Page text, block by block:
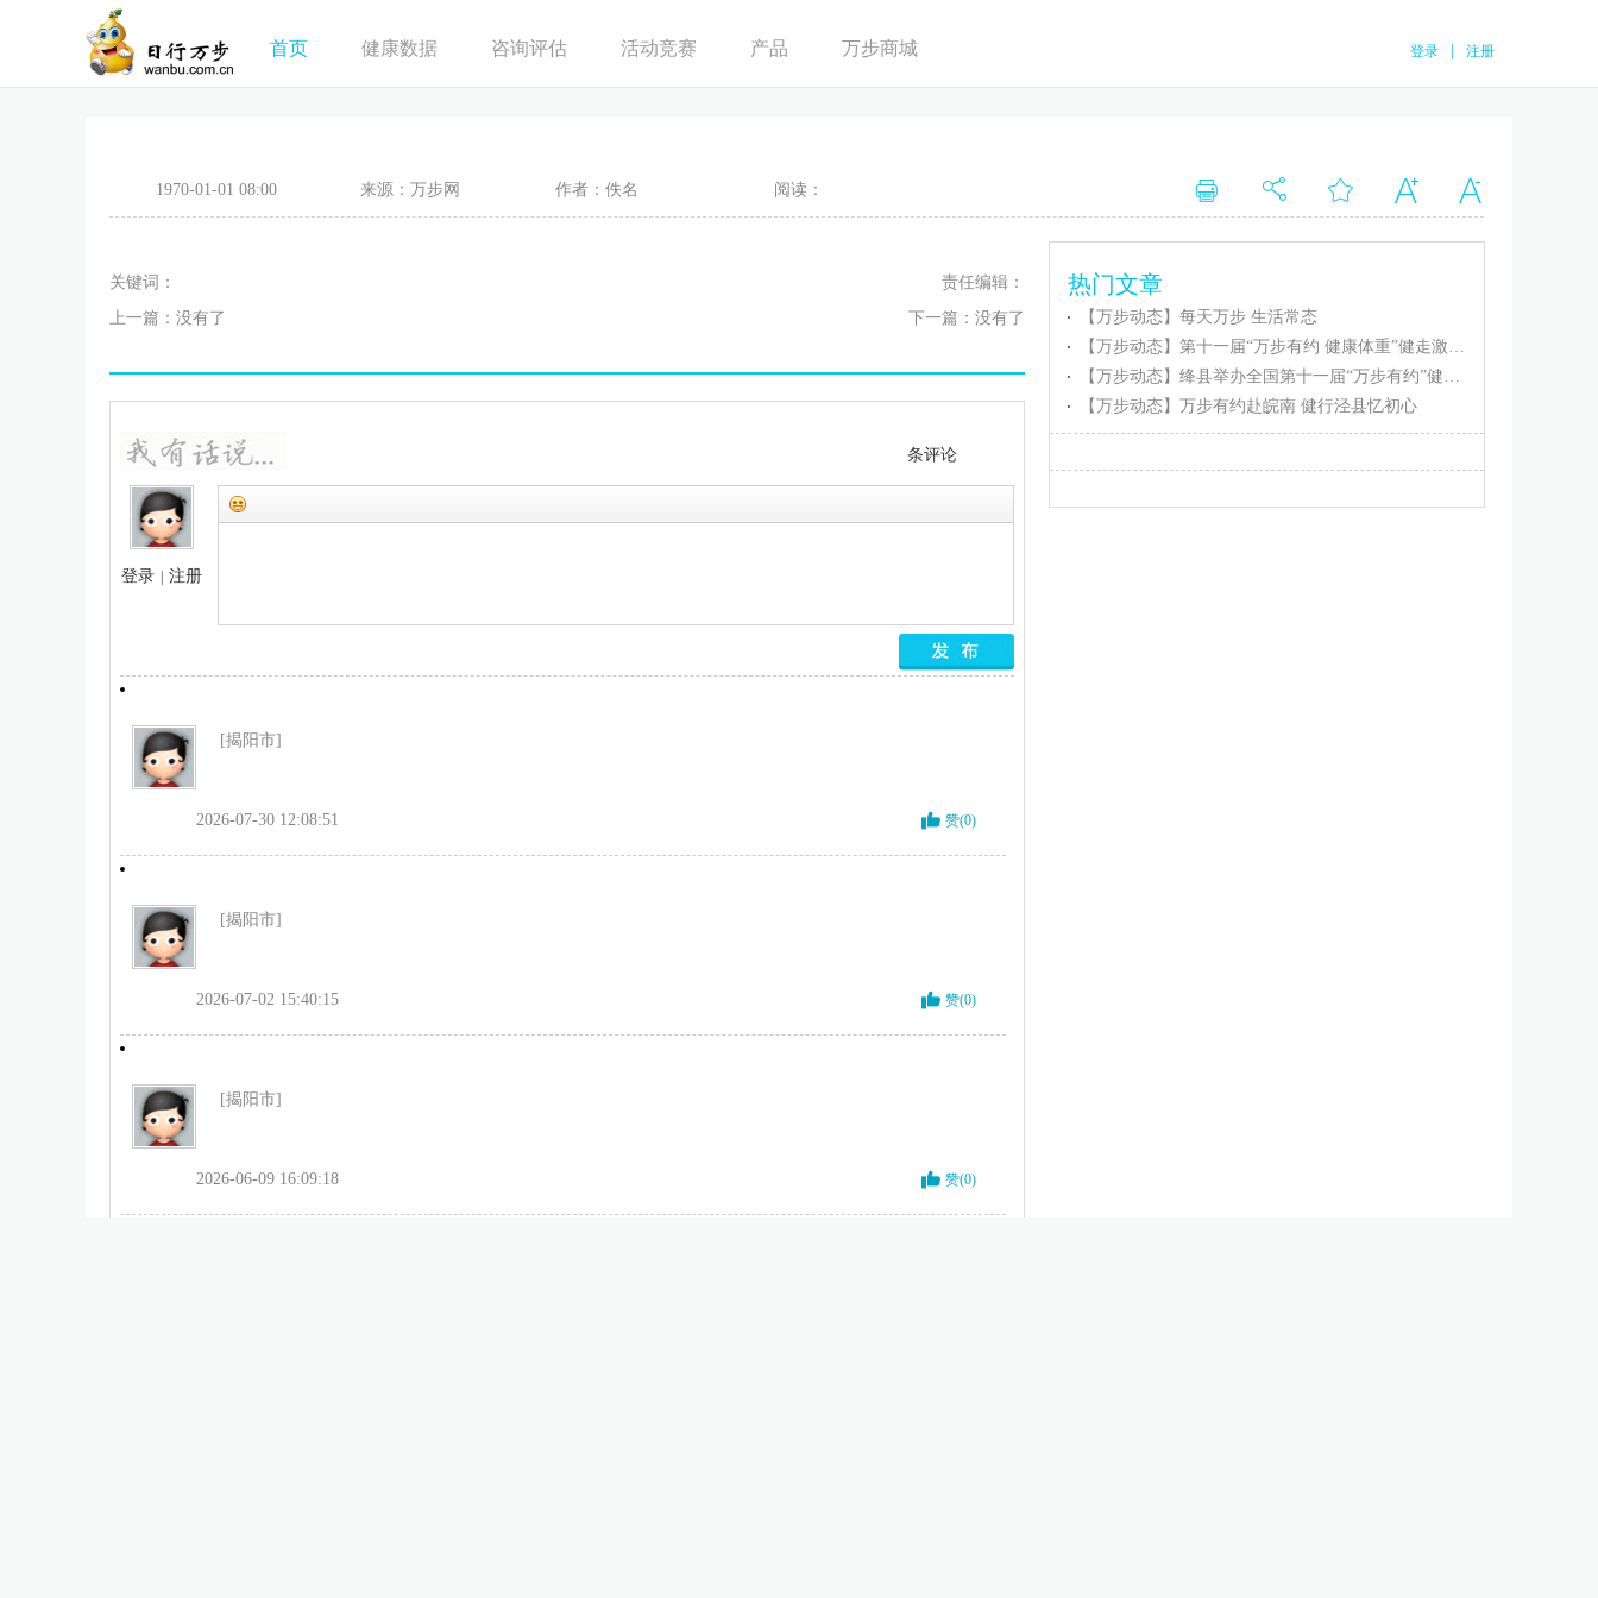
登录 注册
首页 健康数据 咨询评估 活动竞赛 产品 万步商城
1970-01-01 08:00 来源：万步网 作者：佚名 阅读：
关键词：
责任编辑：
上一篇：没有了
下一篇：没有了
条评论
登录 注册
[揭阳市]
2026-07-30 12:08:51 赞(0)
[揭阳市]
2026-07-02 15:40:15 赞(0)
[揭阳市]
2026-06-09 16:09:18 赞(0)
热门文章
【万步动态】每天万步 生活常态
【万步动态】第十一届“万步有约 健康体重”健走激励大赛忻州保德赛区正式启动
【万步动态】绛县举办全国第十一届“万步有约”健走激励大赛（绛县赛区）启动仪式
【万步动态】万步有约赴皖南 健行泾县忆初心